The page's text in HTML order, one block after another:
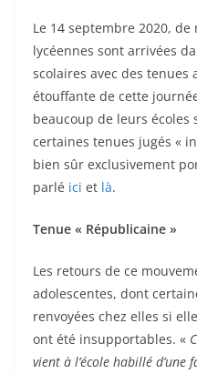
Le 14 septembre 2020,
lycéennes sont arrivées
scolaires avec des
étouffante de cette
beaucoup de leurs écoles
certaines tenues jugés «
bien sûr exclusivement
parlé ici et là.
Tenue « Républicaine »
Les retours de ce
adolescentes, dont
renvoyées chez elles si
ont été insupportables. «
vient à l’école habillé d’une